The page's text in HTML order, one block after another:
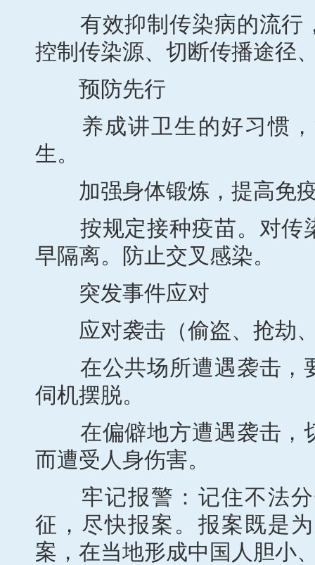
有效抑制传染病的流行
控制传染源、切断传播途径
预防先行
养成讲卫生的好习惯，
生。
加强身体锻炼，提高免
按规定接种疫苗。对传
早隔离。防止交叉感染。
突发事件应对
应对袭击（偷盗、抢劫、
在公共场所遭遇袭击，
伺机摆脱。
在偏僻地方遭遇袭击，
而遭受人身伤害。
牢记报警：记住不法分
征，尽快报案。报案既是
案，在当地形成中国人胆小